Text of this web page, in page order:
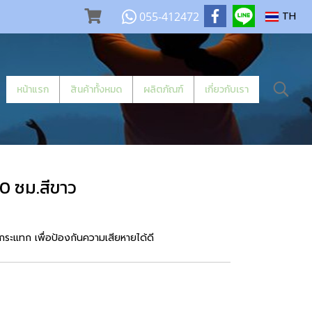
055-412472 TH
หน้าแรก สินค้าทั้งหมด ผลิตภัณฑ์ เกี่ยวกับเรา
ซม.สีขาว
ระแทก เพื่อป้องกันความเสียหายได้ดี